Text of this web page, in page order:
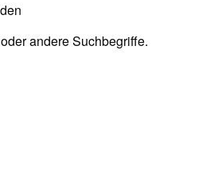
andere Suchbegriffe.